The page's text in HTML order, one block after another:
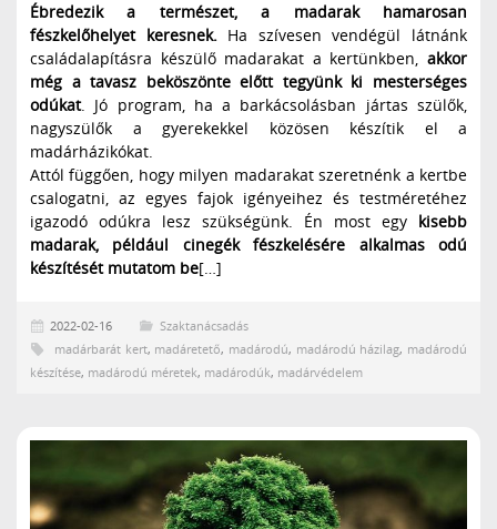
Ébredezik a természet, a madarak hamarosan
fészkelőhelyet keresnek.Ha szívesen vendégül látnánk
családalapításra készülő madarakat a kertünkben, akkor
még a tavasz beköszönte előtt tegyünk ki mesterséges
odúkat. Jó program, ha a barkácsolásban jártas szülők,
nagyszülők a gyerekekkel közösen készítik el a
madárházikókat.
Attól függően, hogy milyen madarakat szeretnénk a kertbe
csalogatni, az egyes fajok igényeihez és testméretéhez
igazodó odúkra lesz szükségünk. Én most egy kisebb
madarak, például cinegék fészkelésére alkalmas odú
készítését mutatom be[…]
2022-02-16
Szaktanácsadás
madárbarát kert, madáretető, madárodú, madárodú házilag, madárodú
készítése, madárodú méretek, madárodúk, madárvédelem